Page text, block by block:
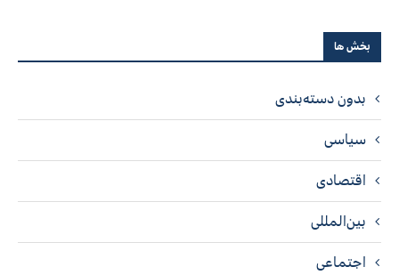
بخش ها
بدون دسته‌بندی
سیاسی
اقتصادی
بین‌المللی
اجتماعی